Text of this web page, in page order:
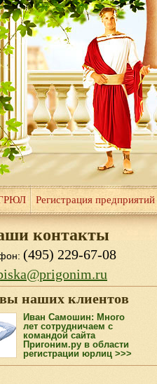
Регистрация предприятий
контакты
(495) 229-67-08
наших клиентов
Иван Самошин: Много
лет сотрудничаем с
командой сайта
Пригоним.ру в области
регистрации юрлиц >>>